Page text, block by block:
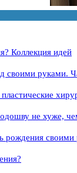
Коллекция идей
своими руками.
не хуже,
рождения своими